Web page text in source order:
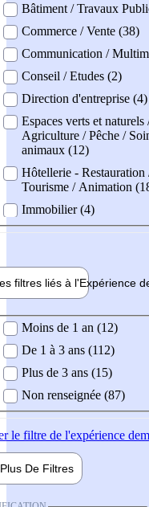
Bâtiment / Travaux
Commerce / Vente (38)
Communication /
Conseil / Etudes (2)
Direction d'entreprise (4)
Espaces verts et naturels
Agriculture / Pêche /
animaux (12)
Hôtellerie - Restauration
Tourisme / Animation
Immobilier (4)
filtres liés à l'Expérience
demandée
Moins de 1 an (12)
De 1 à 3 ans (112)
Plus de 3 ans (15)
Non renseignée (87)
le filtre de l'expérience
Plus De Filtres